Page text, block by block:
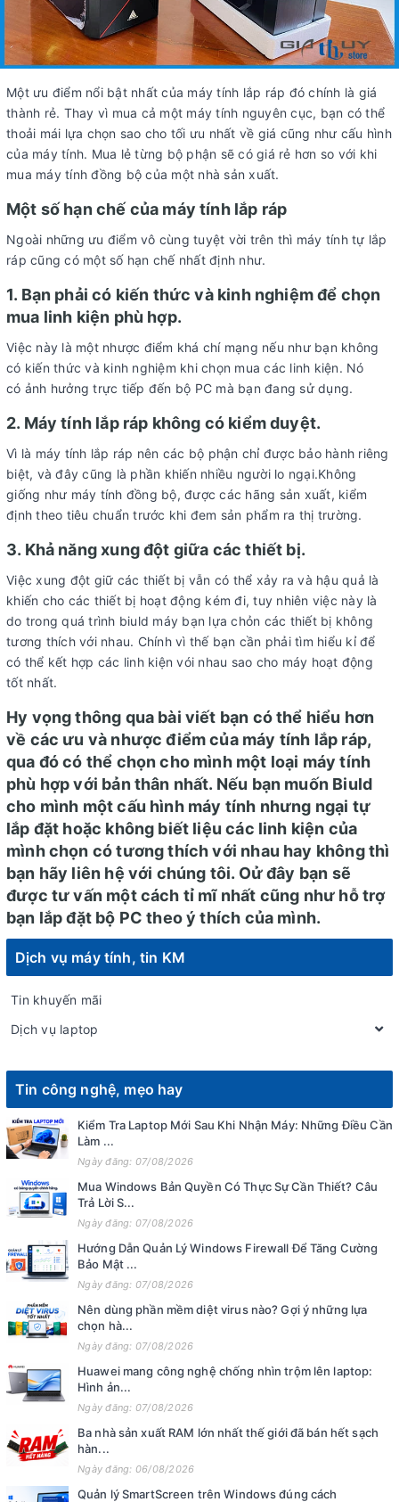
Một ưu điểm nổi bật nhất của máy tính lắp ráp đó chính là giá
thành rẻ. Thay vì mua cả một máy tính nguyên cục, bạn có thể
thoải mái lựa chọn sao cho tối ưu nhất về giá cũng như cấu hình
của máy tính. Mua lẻ từng bộ phận sẽ có giá rẻ hơn so với khi
mua máy tính đồng bộ của một nhà sản xuất.
Một số hạn chế của máy tính lắp ráp
Ngoài những ưu điểm vô cùng tuyệt vời trên thì máy tính tự lắp
ráp cũng có một số hạn chế nhất định như.
1. Bạn phải có kiến thức và kinh nghiệm để chọn
mua linh kiện phù hợp.
Việc này là một nhược điểm khá chí mạng nếu như bạn không
có kiến thức và kinh nghiệm khi chọn mua các linh kiện. Nó
có ảnh hưởng trực tiếp đến bộ PC mà bạn đang sử dụng.
2. Máy tính lắp ráp không có kiểm duyệt.
Vì là máy tính lắp ráp nên các bộ phận chỉ được bảo hành riêng
biệt, và đây cũng là phần khiến nhiều người lo ngại.Không
giống như máy tính đồng bộ, được các hãng sản xuất, kiểm
định theo tiêu chuẩn trước khi đem sản phẩm ra thị trường.
3. Khả năng xung đột giữa các thiết bị.
Việc xung đột giữ các thiết bị vẫn có thể xảy ra và hậu quả là
khiến cho các thiết bị hoạt động kém đi, tuy nhiên việc này là
do trong quá trình biuld máy bạn lựa chỏn các thiết bị không
tương thích với nhau. Chính vì thế bạn cần phải tìm hiểu kỉ để
có thể kết hợp các linh kiện vói nhau sao cho máy hoạt động
tốt nhất.
Hy vọng thông qua bài viết bạn có thể hiểu hơn
về các ưu và nhược điểm của máy tính lắp ráp,
qua đó có thể chọn cho mình một loại máy tính
phù hợp với bản thân nhất. Nếu bạn muốn Biuld
cho mình một cấu hình máy tính nhưng ngại tự
lắp đặt hoặc không biết liệu các linh kiện của
mình chọn có tương thích với nhau hay không thì
bạn hãy liên hệ với chúng tôi. Oử đây bạn sẽ
được tư vấn một cách tỉ mĩ nhất cũng như hỗ trợ
bạn lắp đặt bộ PC theo ý thích của mình.
Dịch vụ máy tính, tin KM
Tin khuyến mãi
Dịch vụ laptop
Tin công nghệ, mẹo hay
Kiểm Tra Laptop Mới Sau Khi Nhận Máy: Những Điều Cần
Làm ...
Ngày đăng: 07/08/2026
Mua Windows Bản Quyền Có Thực Sự Cần Thiết? Câu
Trả Lời S...
Ngày đăng: 07/08/2026
Hướng Dẫn Quản Lý Windows Firewall Để Tăng Cường
Bảo Mật ...
Ngày đăng: 07/08/2026
Nên dùng phần mềm diệt virus nào? Gợi ý những lựa
chọn hà...
Ngày đăng: 07/08/2026
Huawei mang công nghệ chống nhìn trộm lên laptop:
Hình ản...
Ngày đăng: 07/08/2026
Ba nhà sản xuất RAM lớn nhất thế giới đã bán hết sạch
hàn...
Ngày đăng: 06/08/2026
Quản lý SmartScreen trên Windows đúng cách